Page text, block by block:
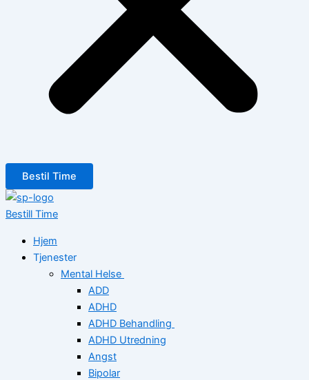
Bestil Time
Bestill Time
Hjem
Tjenester
Mental Helse
ADD
ADHD
ADHD Behandling
ADHD Utredning
Angst
Bipolar